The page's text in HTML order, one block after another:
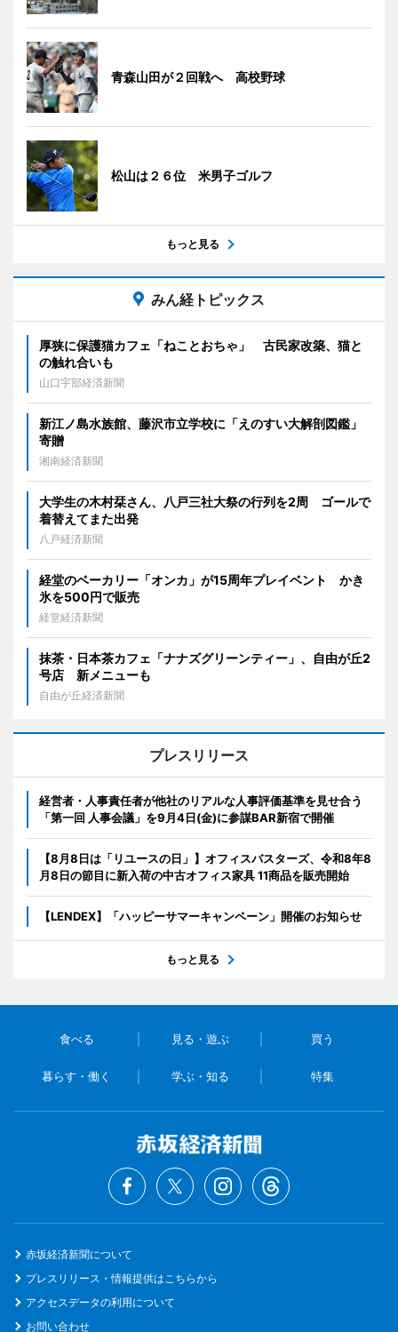
青森山田が２回戦へ 高校野球
松山は２６位 米男子ゴルフ
もっと見る
みん経トピックス
厚狭に保護猫カフェ「ねことおちゃ」 古民家改築、猫と
の触れ合いも
山口宇部経済新聞
新江ノ島水族館、藤沢市立学校に「えのすい大解剖図鑑」
寄贈
湘南経済新聞
大学生の木村栞さん、八戸三社大祭の行列を2周 ゴールで
着替えてまた出発
八戸経済新聞
経堂のベーカリー「オンカ」が15周年プレイベント かき
氷を500円で販売
経堂経済新聞
抹茶・日本茶カフェ「ナナズグリーンティー」、自由が丘2
号店 新メニューも
自由が丘経済新聞
プレスリリース
経営者・人事責任者が他社のリアルな人事評価基準を見せ合う
「第一回 人事会議」を9月4日(金)に参謀BAR新宿で開催
【8月8日は「リユースの日」】オフィスバスターズ、令和8年8
月8日の節目に新入荷の中古オフィス家具 11商品を販売開始
【LENDEX】「ハッピーサマーキャンペーン」開催のお知らせ
もっと見る
食べる 見る・遊ぶ 買う
暮らす・働く 学ぶ・知る 特集
赤坂経済新聞について
プレスリリース・情報提供はこちらから
アクセスデータの利用について
お問い合わせ